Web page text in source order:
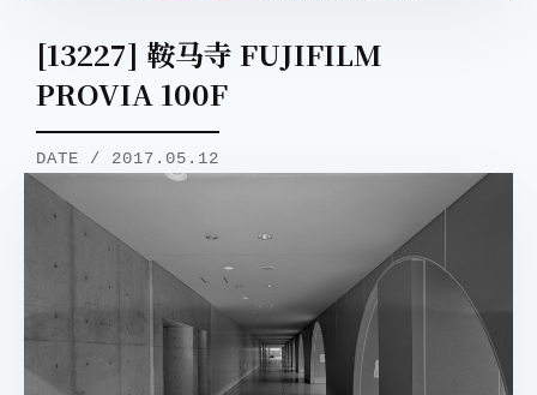
[13227] 鞍马寺 FUJIFILM
PROVIA 100F
DATE / 2017.05.12